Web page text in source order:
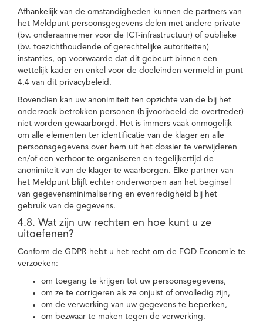
Afhankelijk van de omstandigheden kunnen de partners van
het Meldpunt persoonsgegevens delen met andere private
(bv. onderaannemer voor de ICT-infrastructuur) of publieke
(bv. toezichthoudende of gerechtelijke autoriteiten)
instanties, op voorwaarde dat dit gebeurt binnen een
wettelijk kader en enkel voor de doeleinden vermeld in punt
4.4 van dit privacybeleid.
Bovendien kan uw anonimiteit ten opzichte van de bij het
onderzoek betrokken personen (bijvoorbeeld de overtreder)
niet worden gewaarborgd. Het is immers vaak onmogelijk
om alle elementen ter identificatie van de klager en alle
persoonsgegevens over hem uit het dossier te verwijderen
en/of een verhoor te organiseren en tegelijkertijd de
anonimiteit van de klager te waarborgen. Elke partner van
het Meldpunt blijft echter onderworpen aan het beginsel
van gegevensminimalisering en evenredigheid bij het
gebruik van de gegevens.
4.8. Wat zijn uw rechten en hoe kunt u ze
uitoefenen?
Conform de GDPR hebt u het recht om de FOD Economie te
verzoeken:
om toegang te krijgen tot uw persoonsgegevens,
om ze te corrigeren als ze onjuist of onvolledig zijn,
om de verwerking van uw gegevens te beperken,
om bezwaar te maken tegen de verwerking.